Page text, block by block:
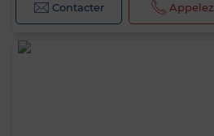
Contacter Appelez